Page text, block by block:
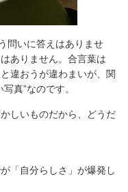
問いに答えはありませ
ありません。合言葉は
違おうが違わまいが、関
真”なのです。
しいものだから、どうだ
「自分らしさ」が爆発し